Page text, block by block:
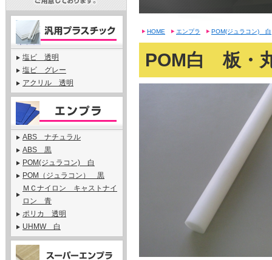
塩ビ 透明
塩ビ グレー
アクリル 透明
ABS ナチュラル
ABS 黒
POM(ジュラコン) 白
POM（ジュラコン） 黒
ＭＣナイロン キャストナイ
ロン 青
ポリカ 透明
UHMW 白
HOME エンプラ POM(ジュラコン) 白
POM白 板・